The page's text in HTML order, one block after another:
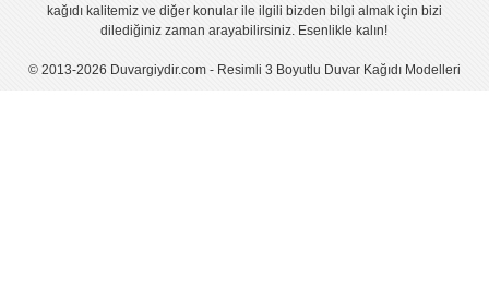
kağıdı kalitemiz ve diğer konular ile ilgili bizden bilgi almak için bizi
dilediğiniz zaman arayabilirsiniz. Esenlikle kalın!
© 2013-2026 Duvargiydir.com - Resimli 3 Boyutlu Duvar Kağıdı Modelleri